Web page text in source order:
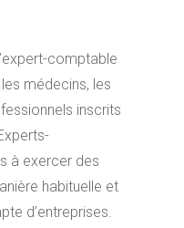
comptable
médecins, les
inscrits
à exercer des
habituelle et
d’entreprises.